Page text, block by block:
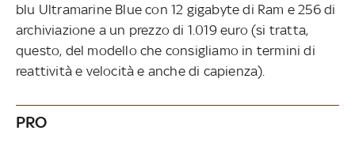
blu Ultramarine Blue con 12 gigabyte di Ram e 256 di
archiviazione a un prezzo di 1.019 euro (si tratta,
questo, del modello che consigliamo in termini di
reattività e velocità e anche di capienza).
PRO